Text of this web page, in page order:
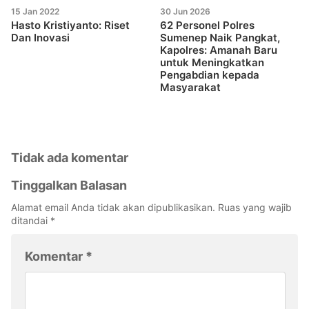
15 Jan 2022
Hasto Kristiyanto: Riset
Dan Inovasi
30 Jun 2026
62 Personel Polres
Sumenep Naik Pangkat,
Kapolres: Amanah Baru
untuk Meningkatkan
Pengabdian kepada
Masyarakat
Tidak ada komentar
Tinggalkan Balasan
Alamat email Anda tidak akan dipublikasikan. Ruas yang wajib
ditandai *
Komentar *